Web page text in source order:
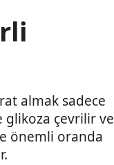
almak sadece
glikoza çevrilir ve
önemli oranda